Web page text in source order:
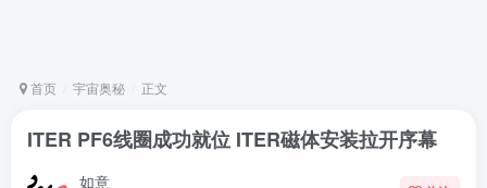
首页 宇宙奥秘 正文
ITER PF6线圈成功就位 ITER磁体安装拉开序幕
如意